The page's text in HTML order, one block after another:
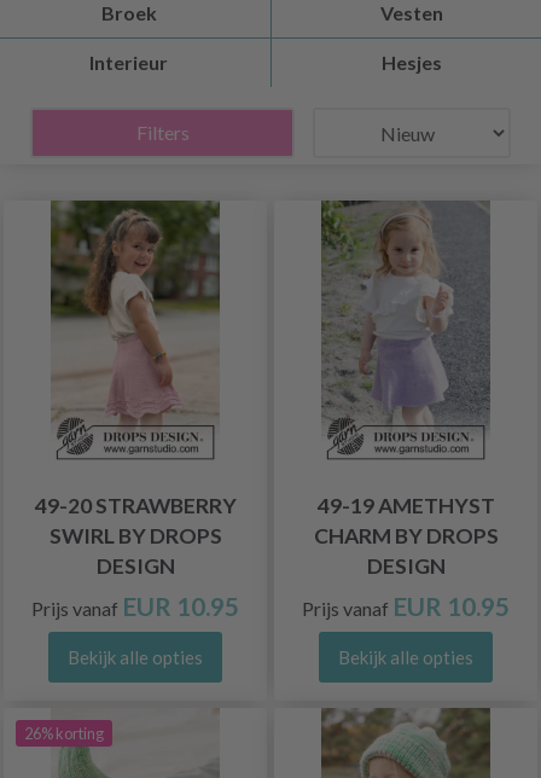
Broek Vesten
Interieur Hesjes
Filters
49-20 STRAWBERRY
SWIRL BY DROPS
DESIGN
Prijs vanaf EUR 10.95
Bekijk alle opties
49-19 AMETHYST
CHARM BY DROPS
DESIGN
Prijs vanaf EUR 10.95
Bekijk alle opties
26% korting